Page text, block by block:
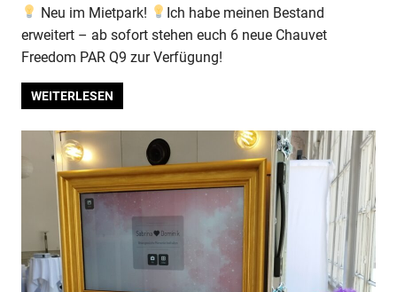
Neu im Mietpark!
Ich habe meinen Bestand
erweitert – ab sofort stehen euch 6 neue Chauvet
Freedom PAR Q9 zur Verfügung!
WEITERLESEN